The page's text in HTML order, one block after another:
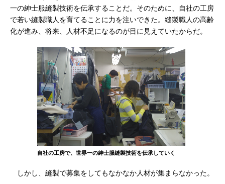
一の紳士服縫製技術を伝承することだ。そのために、自社の工房
で若い縫製職人を育てることに力を注いできた。縫製職人の高齢
化が進み、将来、人材不足になるのが目に見えていたからだ。
自社の工房で、世界一の紳士服縫製技術を伝承していく
しかし、縫製で募集をしてもなかなか人材が集まらなかった。